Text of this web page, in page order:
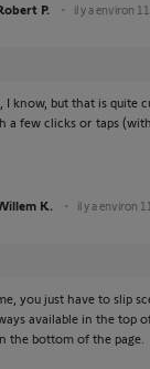
P. il y a environ
I know, but that is quite
a few clicks or taps
K. il y a environ
you just have to slip
available in the top
the bottom of the page.